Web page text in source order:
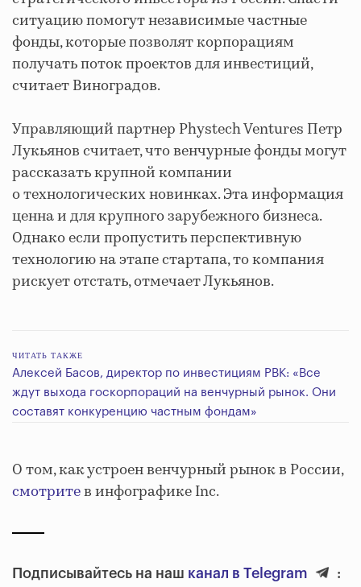
ситуацию помогут независимые частные
фонды, которые позволят корпорациям
получать поток проектов для инвестиций,
считает Виноградов.
Управляющий партнер Phystech Ventures Петр
Лукьянов считает, что венчурные фонды могут
рассказать крупной компании
о технологических новинках. Эта информация
ценна и для крупного зарубежного бизнеса.
Однако если пропустить перспективную
технологию на этапе стартапа, то компания
рискует отстать, отмечает Лукьянов.
ЧИТАТЬ ТАКЖЕ
Алексей Басов, директор по инвестициям РВК: «Все
ждут выхода госкорпораций на венчурный рынок. Они
составят конкуренцию частным фондам»
О том, как устроен венчурный рынок в России,
смотритев инфографике Inc.
Подписывайтесь на наш канал в Telegram
: